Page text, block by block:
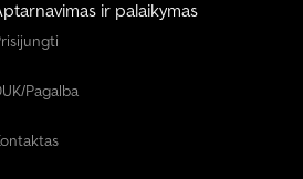
Priemonė
Įranga.
ir palaikymas
Pagalba